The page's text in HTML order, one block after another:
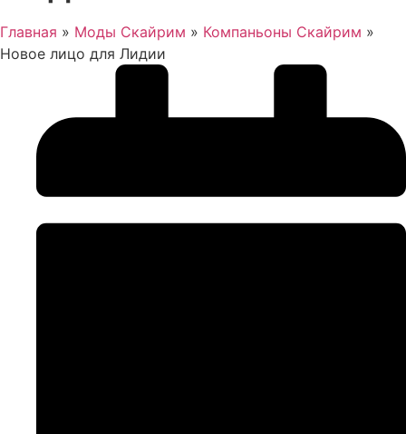
Главная » Моды Скайрим » Компаньоны Скайрим »
Новое лицо для Лидии